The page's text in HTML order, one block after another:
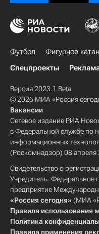
Футбол Фигурное
Спецпроекты
Версия 2023.1 Beta
© 2026 МИА «Россия
Вакансии
Сетевое издание РИА
в Федеральной службе по
информационных
(Роскомнадзор) 08 апреля
Свидетельство о
Учредитель: Федеральное
предприятие
«Россия сегодня» (МИА
Правила использования
Политика
Правила применения